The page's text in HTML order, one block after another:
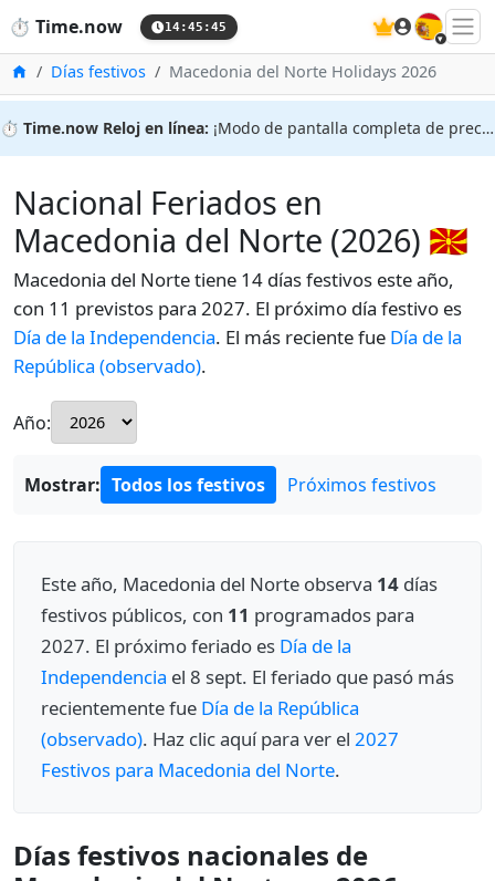
⏱️ Time.now 14:45:46 🇪🇸
InicioDías festivos Macedonia del Norte Holidays 2026
⏱️ Time.now Reloj en línea: ¡Modo de pantalla completa de precisión!
Nacional Feriados en
Macedonia del Norte (2026) 🇲🇰
Macedonia del Norte tiene 14 días festivos este año,
con 11 previstos para 2027. El próximo día festivo es
Día de la Independencia. El más reciente fue Día de la
República (observado).
Año:
Mostrar: Todos los festivos Próximos festivos
Este año, Macedonia del Norte observa 14 días
festivos públicos, con 11 programados para
2027. El próximo feriado es Día de la
Independencia el 8 sept. El feriado que pasó más
recientemente fue Día de la República
(observado). Haz clic aquí para ver el 2027
Festivos para Macedonia del Norte.
Días festivos nacionales de